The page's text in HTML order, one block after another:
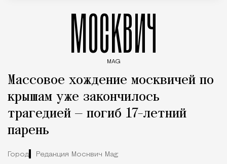
МОСКВИЧ
MAG
Массовое хождение москвичей по
крышам уже закончилось
трагедией — погиб 17-летний
парень
Город Редакция Москвич Mag